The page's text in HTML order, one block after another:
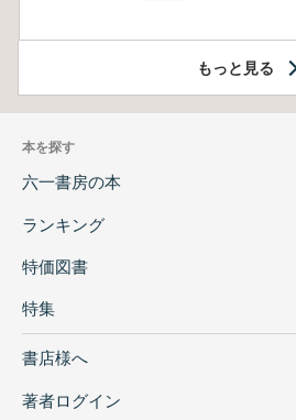
もっと見る
本を探す
六一書房の本
ランキング
特価図書
特集
書店様へ
著者ログイン